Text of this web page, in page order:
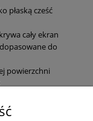
płaską cześć
cały ekran
do
powierzchni